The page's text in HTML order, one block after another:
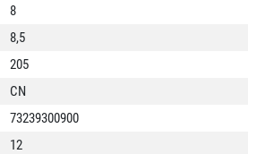
8
8,5
205
CN
73239300900
12